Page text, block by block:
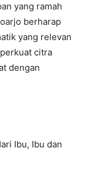
yang ramah
berharap
yang relevan
citra
dengan
Ibu, Ibu dan